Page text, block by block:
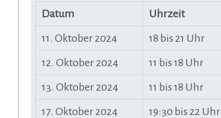
Datum
Uhrzeit
11. Oktober 2024 18 bis 21 Uhr
12. Oktober 2024 11 bis 18 Uhr
13. Oktober 2024 11 bis 18 Uhr
17. Oktober 2024 19:30 bis 22 Uhr